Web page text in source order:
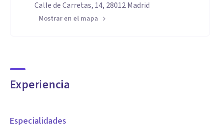
Calle de Carretas, 14, 28012 Madrid
Mostrar en el mapa
Experiencia
Especialidades